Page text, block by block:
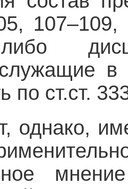
в
по ст.ст.
однако,